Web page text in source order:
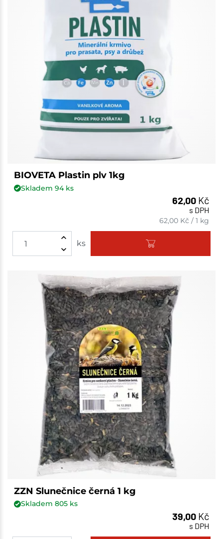
BIOVETA Plastin plv 1kg
Skladem 94ks
62,00 Kč
s DPH
62,00 Kč /1 kg
ks
ZZN Slunečnice černá 1 kg
Skladem 805ks
39,00 Kč
s DPH